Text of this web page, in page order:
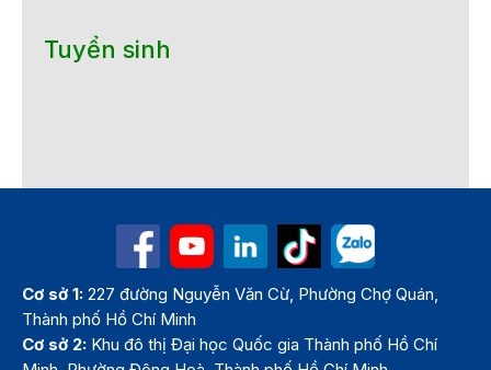
Tuyển sinh
Cơ sở 1: 227 đường Nguyễn Văn Cừ, Phường Chợ Quán,
Thành phố Hồ Chí Minh
Cơ sở 2: Khu đô thị Đại học Quốc gia Thành phố Hồ Chí